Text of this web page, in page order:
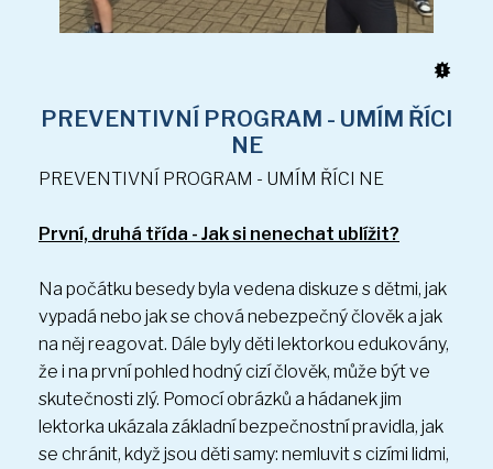
PREVENTIVNÍ PROGRAM - UMÍM ŘÍCI
PREVENTIVNÍ PROGRAM - UMÍM ŘÍCI NE
První, druhá třída - Jak si nenechat ublížit?
Na počátku besedy byla vedena diskuze s dětmi, jak
vypadá nebo jak se chová nebezpečný člověk a jak
na něj reagovat. Dále byly děti lektorkou edukovány,
že i na první pohled hodný cizí člověk, může být ve
skutečnosti zlý. Pomocí obrázků a hádanek jim
lektorka ukázala základní bezpečnostní pravidla, jak
se chránit, když jsou děti samy: nemluvit s cizími lidmi,